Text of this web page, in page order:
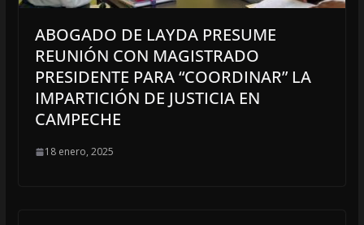
ABOGADO DE LAYDA PRESUME
REUNIÓN CON MAGISTRADO
PRESIDENTE PARA “COORDINAR” LA
IMPARTICIÓN DE JUSTICIA EN
CAMPECHE
18 enero, 2025